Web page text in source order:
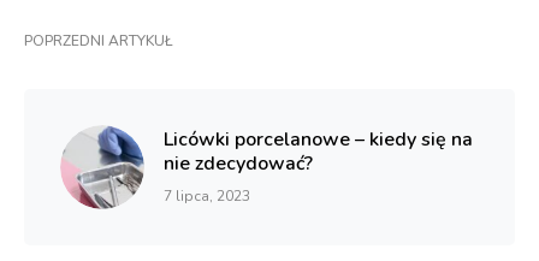
POPRZEDNI ARTYKUŁ
Licówki porcelanowe – kiedy się na
nie zdecydować?
7 lipca, 2023